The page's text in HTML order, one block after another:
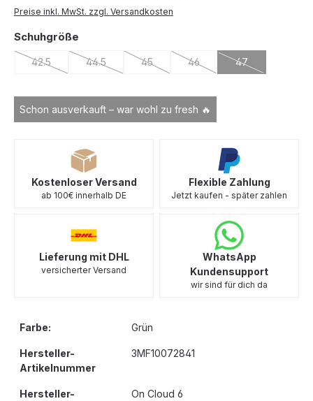
Preise inkl. MwSt. zzgl. Versandkosten
Schon ausverkauft – war wohl zu fresh 🔥
Schuhgröße
42.5
(Diese Option ist zurzeit nicht verfügbar.)
44.5
(Diese Option ist zurzeit nicht verfügbar.)
45
(Diese Option ist zurzeit nicht
46
(Diese Option ist zurzeit
47
(Diese Option
Kostenloser Versand
ab 100€ innerhalb DE
Flexible Zahlung
Jetzt kaufen - später zahlen
Lieferung mit DHL
versicherter Versand
WhatsApp
Kundensupport
wir sind für dich da
Farbe: Grün
Hersteller-
Artikelnummer
3MF10072841
Hersteller-
On Cloud 6